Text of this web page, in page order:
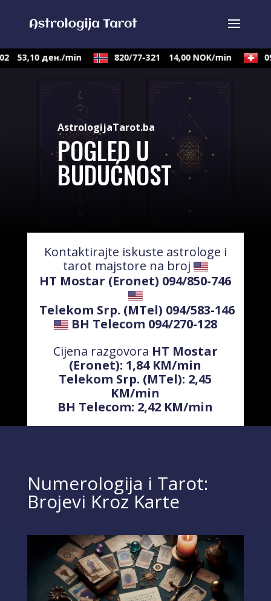
53,10 ден./min 820/77-321 14,00 NOK/min
AstrologijaTarot.ba
POGLED U
BUDUĆNOST
Kontaktirajte iskuste astrologe i
tarot majstore na broj
HT Mostar (Eronet) 094/850-746
Telekom Srp. (MTel) 094/583-146
BH Telecom 094/270-128
Cijena razgovora HT Mostar
(Eronet): 1,84 KM/min
Telekom Srp. (MTel): 2,45
KM/min
BH Telecom: 2,42 KM/min
Numerologija i Tarot:
Brojevi Kroz Karte